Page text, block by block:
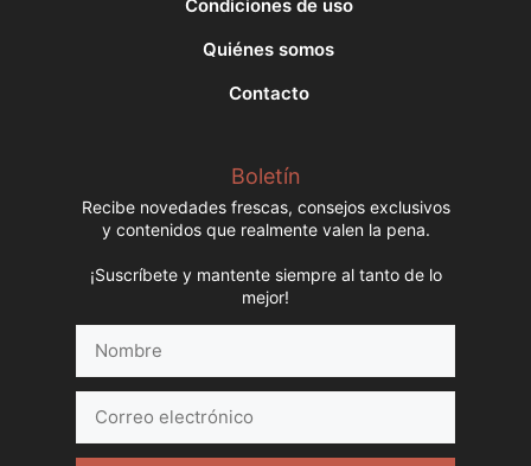
Condiciones de uso
Quiénes somos
Contacto
Boletín
Recibe novedades frescas, consejos exclusivos
y contenidos que realmente valen la pena.
¡Suscríbete y mantente siempre al tanto de lo
mejor!
electrónico